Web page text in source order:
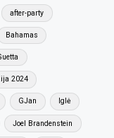
after-party
Bahamas
2024
GJan Iglė
Joel Brandenstein